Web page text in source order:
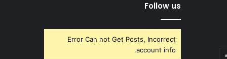
Follow us
Error Can not Get Posts, Incorrect
account info.